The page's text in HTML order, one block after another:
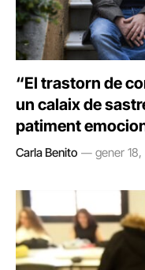
“El trastorn de
un calaix de
patiment
Carla Benito gener 18,